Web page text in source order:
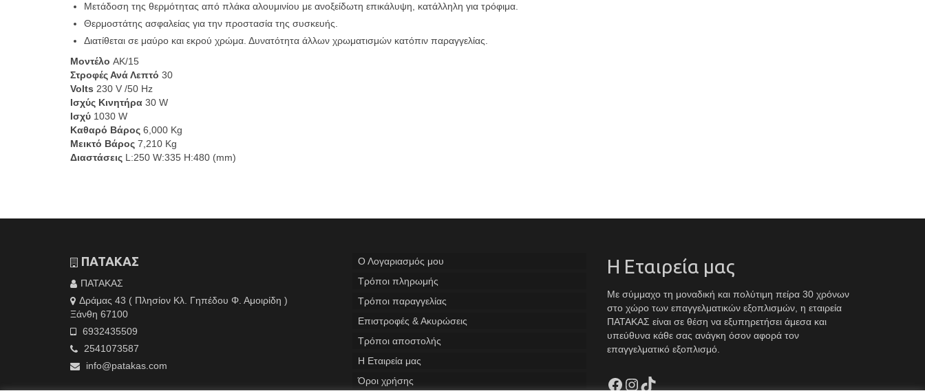
Μετάδοση της θερμότητας από πλάκα αλουμινίου με ανοξείδωτη επικάλυψη, κατάλληλη για τρόφιμα.
Θερμοστάτης ασφαλείας για την προστασία της συσκευής.
Διατίθεται σε μαύρο και εκρού χρώμα. Δυνατότητα άλλων χρωματισμών κατόπιν παραγγελίας.
Μοντέλο AK/15
Στροφές Ανά Λεπτό 30
Volts 230 V /50 Hz
Ισχύς Κινητήρα 30 W
Ισχύ 1030 W
Καθαρό Βάρος 6,000 Kg
Μεικτό Βάρος 7,210 Kg
Διαστάσεις L:250 W:335 H:480 (mm)
ΠΑΤΑΚΑΣ
ΠΑΤΑΚΑΣ
Δράμας 43 ( Πλησίον Κλ. Γηπέδου Φ. Αμοιρίδη )
Ξάνθη 67100
6932435509
2541073587
info@patakas.com
Ο Λογαριασμός μου
Tρόποι πληρωμής
Τρόποι παραγγελίας
Επιστροφές & Ακυρώσεις
Τρόποι αποστολής
Η Εταιρεία μας
Όροι χρήσης
Η Εταιρεία μας
Με σύμμαχο τη μοναδική και πολύτιμη πείρα 30 χρόνων
στο χώρο των επαγγελματικών εξοπλισμών, η εταιρεία
ΠΑΤΑΚΑΣ είναι σε θέση να εξυπηρετήσει άμεσα και
υπεύθυνα κάθε σας ανάγκη όσον αφορά τον
επαγγελματικό εξοπλισμό.
Facebook
Instagram
TikTok